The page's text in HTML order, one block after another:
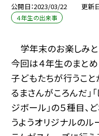
公開日 2023/03/22 更新
４年生の出来事
学年末のお楽しみと
今回は４年生のまとめ
子どもたちが行うこと
るまさんがころんだ」「
ジボール」の５種目
うようオリジナルのル